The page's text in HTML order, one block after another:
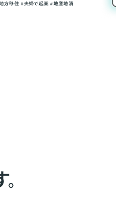
方移住 #夫婦で起業 #地産地消